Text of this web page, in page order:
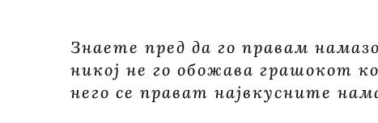
Знаете пред да го правам
никој не го обожава грашокот
него се прават највкусните